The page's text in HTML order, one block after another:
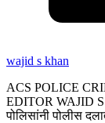
wajid s khan
ACS POLICE
EDITOR WAJID S
पोलिसांनी पोलीस